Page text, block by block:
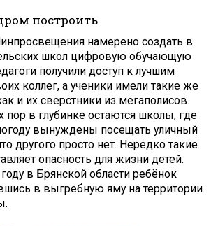
построить
намерено создать в
школ цифровую обучающую
получили доступ к лучшим
коллег, а ученики имели такие же
и их сверстники из мегаполисов.
пор в глубинке остаются школы, где
вынуждены посещать уличный
другого просто нет. Нередко такие
опасность для жизни детей.
в Брянской области ребёнок
в выгребную яму на территории